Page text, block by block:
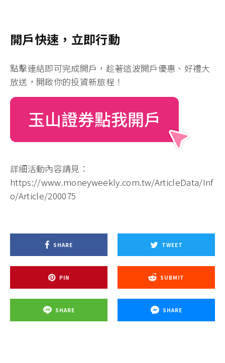
完成開戶首次登入 APP 抽888 LINE Points！
次看懂，投資不再摸黑！
開戶快速，立即行動
點擊連結即可完成開戶
，趁著這波開戶優惠、好禮大
詳細活動內容請見：
https://www.moneyweekly.com.tw/ArticleData/Inf
o/Article/200075